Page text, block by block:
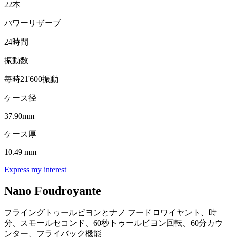
22本
パワーリザーブ
24時間
振動数
毎時21'600振動
ケース径
37.90mm
ケース厚
10.49 mm
Express my interest
Nano Foudroyante
フライングトゥールビヨンとナノ フードロワイヤント、時
分、スモールセコンド、60秒トゥールビヨン回転、60分カウ
ンター、フライバック機能